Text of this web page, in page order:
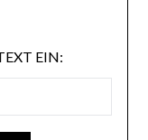
EIN: